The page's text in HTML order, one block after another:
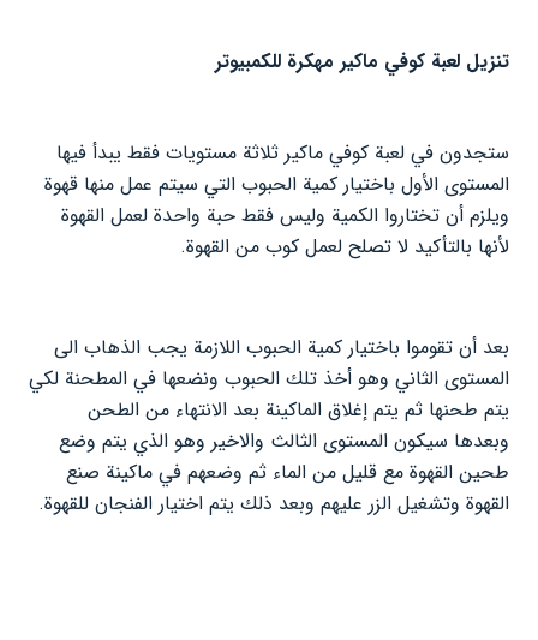
تنزيل لعبة كوفي ماكير مهكرة للكمبيوتر
ستجدون في لعبة كوفي ماكير ثلاثة مستويات فقط يبدأ فيها
المستوى الأول باختيار كمية الحبوب التي سيتم عمل منها قهوة
ويلزم أن تختاروا الكمية وليس فقط حبة واحدة لعمل القهوة
لأنها بالتأكيد لا تصلح لعمل كوب من القهوة.
بعد أن تقوموا باختيار كمية الحبوب اللازمة يجب الذهاب الى
المستوى الثاني وهو أخذ تلك الحبوب ونضعها في المطحنة لكي
يتم طحنها ثم يتم إغلاق الماكينة بعد الانتهاء من الطحن
وبعدها سيكون المستوى الثالث والاخير وهو الذي يتم وضع
طحين القهوة مع قليل من الماء ثم وضعهم في ماكينة صنع
القهوة وتشغيل الزر عليهم وبعد ذلك يتم اختيار الفنجان للقهوة.